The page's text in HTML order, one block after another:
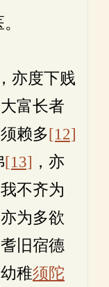
亦度下贱
富长者
赖多[12]
[13] ，亦
不齐为
亦为多欲
旧宿德
稚须陀